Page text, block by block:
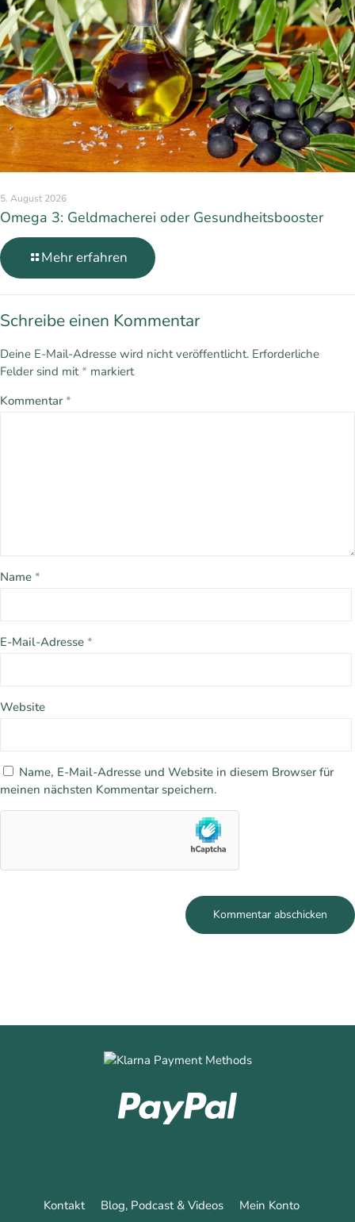
5. August 2026
Omega 3: Geldmacherei oder Gesundheitsbooster
Mehr erfahren
Schreibe einen Kommentar
Deine E-Mail-Adresse wird nicht veröffentlicht. Erforderliche
Felder sind mit * markiert
Kommentar *
Name *
E-Mail-Adresse *
Website
Name, E-Mail-Adresse und Website in diesem Browser für
meinen nächsten Kommentar speichern.
Kontakt Blog, Podcast & Videos Mein Konto